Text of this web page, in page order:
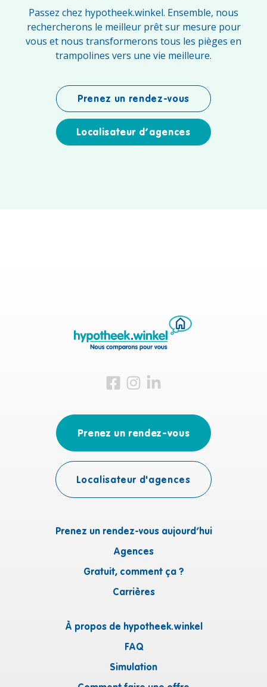
Passez chez hypotheek.winkel. Ensemble, nous
rechercherons le meilleur prêt sur mesure pour
vous et nous transformerons tous les pièges en
trampolines vers une vie meilleure.
Prenez un rendez-vous
Localisateur d’agences
Visitez-nous sur Facebook
Visitez-nous sur Instagram
Visitez-nous sur LinkedIn
Prenez un rendez-vous aujourd’hui
Agences
Gratuit, comment ça ?
Carrières
À propos de hypotheek.winkel
FAQ
Simulation
Prenez un rendez-vous
Localisateur d'agences